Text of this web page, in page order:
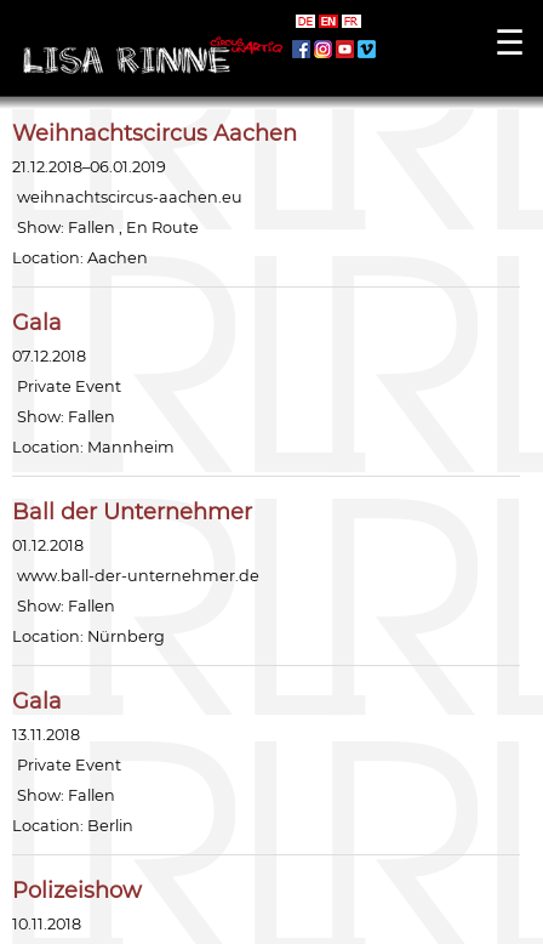
☰
Weihnachtscircus Aachen
21.12.2018–06.01.2019
weihnachtscircus-aachen.eu
Show: Fallen , En Route
Location: Aachen
Gala
07.12.2018
Private Event
Show: Fallen
Location: Mannheim
Ball der Unternehmer
01.12.2018
www.ball-der-unternehmer.de
Show: Fallen
Location: Nürnberg
Gala
13.11.2018
Private Event
Show: Fallen
Location: Berlin
Polizeishow
10.11.2018